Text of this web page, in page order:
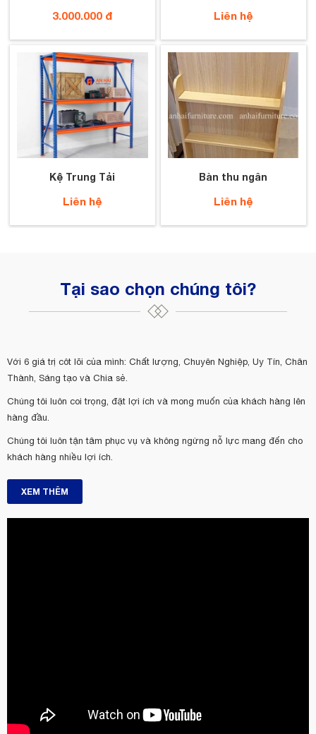
3.000.000 đ Liên hệ
Kệ Trung Tải
Liên hệ
Bàn thu ngân
Liên hệ
Tại sao chọn chúng tôi?
Với 6 giá trị côt lõi của mình: Chất lượng, Chuyên Nghiệp, Uy Tín, Chân
Thành, Sáng tạo và Chia sẻ.
Chúng tôi luôn coi trọng, đặt lợi ích và mong muốn của khách hàng lên
hàng đầu.
Chúng tôi luôn tận tâm phục vụ và không ngừng nỗ lực mang đến cho
khách hàng nhiều lợi ích.
XEM THÊM